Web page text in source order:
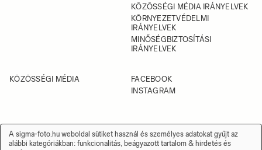
KÖZÖSSÉGI MÉDIA IRÁNYELVEK
KÖRNYEZETVÉDELMI
IRÁNYELVEK
MINŐSÉGBIZTOSÍTÁSI
IRÁNYELVEK
KÖZÖSSÉGI MÉDIA
FACEBOOK
INSTAGRAM
Személyes
adatok
A sigma-foto.hu weboldal sütiket használ és személyes adatokat gyűjt az
alábbi kategóriákban: funkcionalitás, beágyazott tartalom & hirdetés és